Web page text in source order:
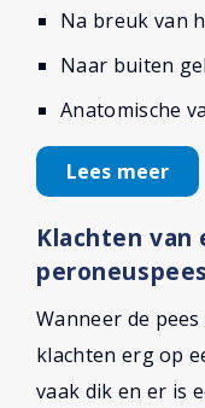
Na breuk van
Naar buiten
Anatomische
Lees meer
Klachten van
peroneuspees
Wanneer de
klachten erg op
vaak dik en er is